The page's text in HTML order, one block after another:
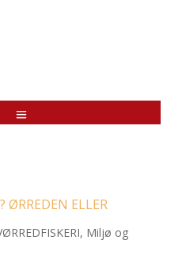
ØRREDEN ELLER
, Miljø og